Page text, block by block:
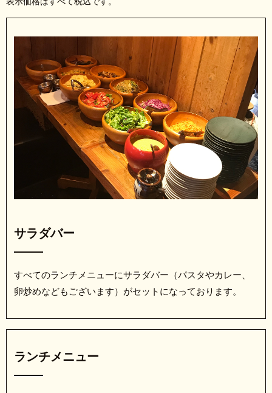
サラダバー
すべてのランチメニューにサラダバー（パスタやカレー、
卵炒めなどもございます）がセットになっております。
ランチメニュー